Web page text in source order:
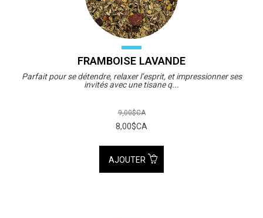
FRAMBOISE LAVANDE
Parfait pour se détendre, relaxer l’esprit, et impressionner ses
invités avec une tisane q...
9,00$CA
8,00$CA
AJOUTER